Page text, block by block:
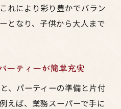
れにより彩り豊かでバラン
となり、子供から大人まで
ーティーが簡単充実
、パーティーの準備と片付
えば、業務スーパーで手に